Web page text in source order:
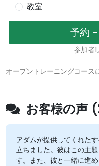
教室
参加者
オープントレーニングコース
お客様の声
アダムが提供してくれた
立ちました。彼はこの主
す。また、彼と一緒に進